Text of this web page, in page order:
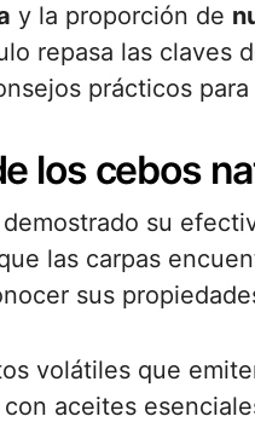
y la proporción de
repasa las claves
prácticos
los cebos
su
las carpas
sus
volátiles que
aceites